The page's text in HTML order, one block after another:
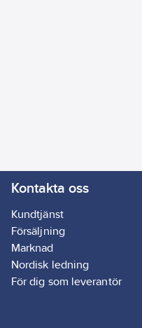
Kontakta oss
Kundtjänst
Försäljning
Marknad
Nordisk ledning
För dig som leverantör